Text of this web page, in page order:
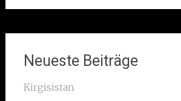
Neueste Beiträge
Kirgisistan